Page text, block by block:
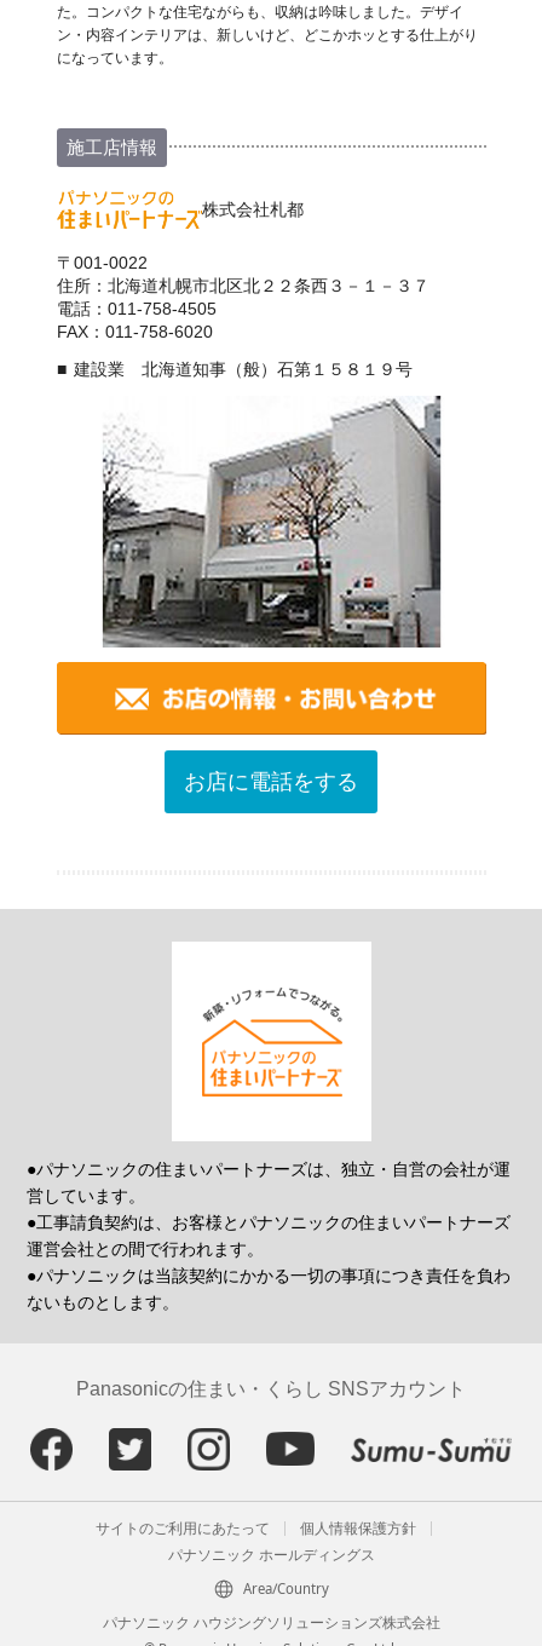
た。コンパクトな住宅ながらも、収納は吟味しました。デザイ
ン・内容インテリアは、新しいけど、どこかホッとする仕上がり
になっています。
施工店情報
株式会社札都
〒001-0022
住所：北海道札幌市北区北２２条西３－１－３７
電話：011-758-4505
FAX：011-758-6020
建設業 北海道知事（般）石第１５８１９号
お店に電話をする
●パナソニックの住まいパートナーズは、独立・自営の会社が運
営しています。
●工事請負契約は、お客様とパナソニックの住まいパートナーズ
運営会社との間で行われます。
●パナソニックは当該契約にかかる一切の事項につき責任を負わ
ないものとします。
Panasonicの住まい・くらし SNSアカウント
サイトのご利用にあたって
個人情報保護方針
パナソニック ホールディングス
Area/Country
パナソニック ハウジングソリューションズ株式会社